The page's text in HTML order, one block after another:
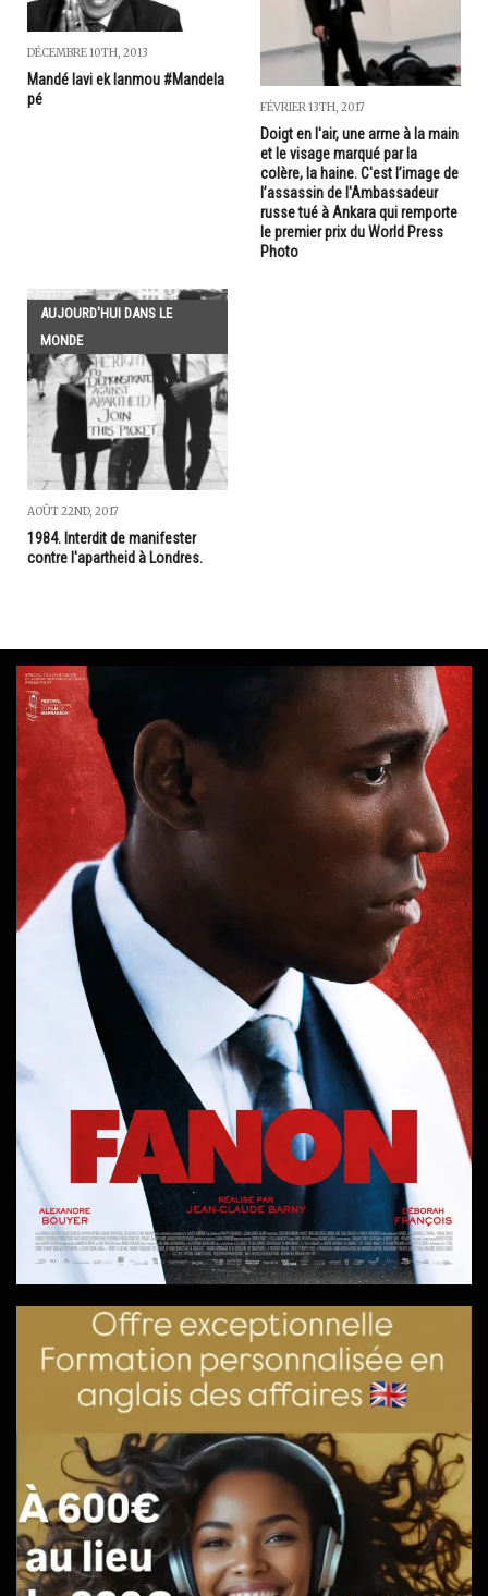
DÉCEMBRE 10TH, 2013
Mandé lavi ek lanmou #Mandela
pé
FÉVRIER 13TH, 2017
Doigt en l'air, une arme à la main
et le visage marqué par la
colère, la haine. C'est l’image de
l’assassin de l'Ambassadeur
russe tué à Ankara qui remporte
le premier prix du World Press
Photo
AUJOURD'HUI DANS LE
MONDE
AOÛT 22ND, 2017
1984. Interdit de manifester
contre l'apartheid à Londres.